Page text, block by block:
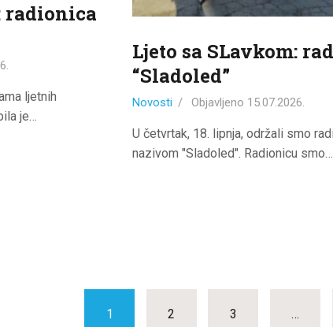
radionica
ljetnih
je…
Ljeto sa SLavkom:
“Sladoled”
Novosti Objavljeno 15.07.2026.
U četvrtak, 18. lipnja, održali smo
nazivom "Sladoled". Radionicu smo…
PAGE
1 PAGE
2 PAGE
3 …